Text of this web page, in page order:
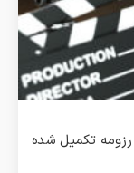
رزومه تکمیل شده